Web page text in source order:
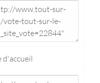
d'accueil